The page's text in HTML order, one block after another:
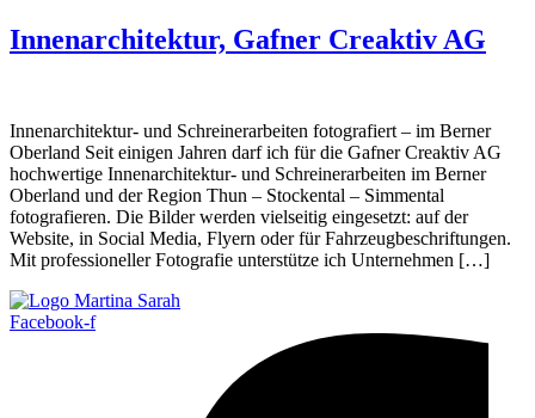
Innen­architektur, Gafner Creaktiv AG
Innenarchitektur- und Schreinerarbeiten fotografiert – im Berner
Oberland Seit einigen Jahren darf ich für die Gafner Creaktiv AG
hochwertige Innenarchitektur- und Schreinerarbeiten im Berner
Oberland und der Region Thun – Stockental – Simmental
fotografieren. Die Bilder werden vielseitig eingesetzt: auf der
Website, in Social Media, Flyern oder für Fahrzeugbeschriftungen.
Mit professioneller Fotografie unterstütze ich Unternehmen […]
Facebook-f